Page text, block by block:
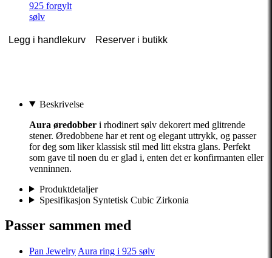
925 forgylt
sølv
Legg i handlekurv Reserver i butikk
Beskrivelse
Aura øredobber i rhodinert sølv dekorert med glitrende
stener. Øredobbene har et rent og elegant uttrykk, og passer
for deg som liker klassisk stil med litt ekstra glans. Perfekt
som gave til noen du er glad i, enten det er konfirmanten eller
venninnen.
Produktdetaljer
Spesifikasjon Syntetisk Cubic Zirkonia
Passer sammen med
Pan Jewelry Aura ring i 925 sølv